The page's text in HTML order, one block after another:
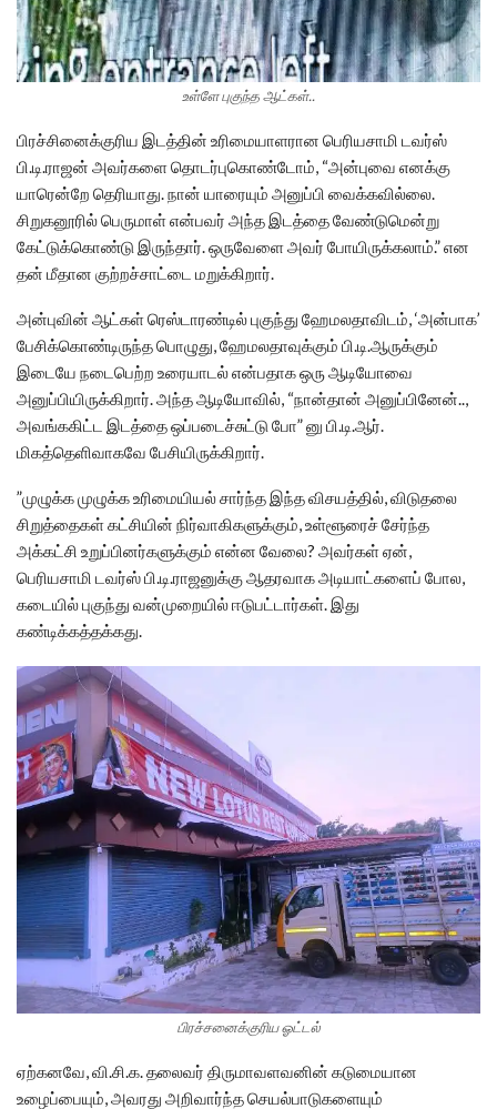
உள்ளே புகுந்த ஆட்கள்..
பிரச்சினைக்குரிய இடத்தின் உரிமையாளரான பெரியசாமி டவர்ஸ்
பி.டி.ராஜன் அவர்களை தொடர்புகொண்டோம், “அன்புவை எனக்கு
யாரென்றே தெரியாது. நான் யாரையும் அனுப்பி வைக்கவில்லை.
சிறுகனூரில் பெருமாள் என்பவர் அந்த இடத்தை வேண்டுமென்று
கேட்டுக்கொண்டு இருந்தார். ஒருவேளை அவர் போயிருக்கலாம்.” என
தன் மீதான குற்றச்சாட்டை மறுக்கிறார்.
அன்புவின் ஆட்கள் ரெஸ்டாரண்டில் புகுந்து ஹேமலதாவிடம், ‘அன்பாக’
பேசிக்கொண்டிருந்த பொழுது, ஹேமலதாவுக்கும் பி.டி.ஆருக்கும்
இடையே நடைபெற்ற உரையாடல் என்பதாக ஒரு ஆடியோவை
அனுப்பியிருக்கிறார். அந்த ஆடியோவில், “நான்தான் அனுப்பினேன்..,
அவங்ககிட்ட இடத்தை ஒப்படைச்சுட்டு போ” னு பி.டி.ஆர்.
மிகத்தெளிவாகவே பேசியிருக்கிறார்.
”முழுக்க முழுக்க உரிமையியல் சார்ந்த இந்த விசயத்தில், விடுதலை
சிறுத்தைகள் கட்சியின் நிர்வாகிகளுக்கும், உள்ளூரைச் சேர்ந்த
அக்கட்சி உறுப்பினர்களுக்கும் என்ன வேலை? அவர்கள் ஏன்,
பெரியசாமி டவர்ஸ் பி.டி.ராஜனுக்கு ஆதரவாக அடியாட்களைப் போல,
கடையில் புகுந்து வன்முறையில் ஈடுபட்டார்கள். இது
கண்டிக்கத்தக்கது.
பிரச்சனைக்குரிய ஓட்டல்
ஏற்கனவே, வி.சி.க. தலைவர் திருமாவளவனின் கடுமையான
உழைப்பையும், அவரது அறிவார்ந்த செயல்பாடுகளையும்